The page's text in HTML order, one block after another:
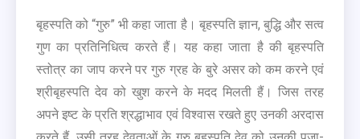
बृहस्पति को “गुरु” भी कहा जाता है। बृहस्पति ज्ञान, बुद्धि और सत्व
गुण का प्रतिनिधित्व करते हैं। यह कहा जाता है की बृहस्पति
स्तोत्र का जाप करने पर गुरु ग्रह के बुरे असर को कम करने एवं
श्रीबृहस्पति देव को खुश करने के मदद मिलती हैं। जिस तरह
अपने इष्ट के प्रति श्रद्धाभाव एवं विश्वास रखते हुए उनकी अरदास